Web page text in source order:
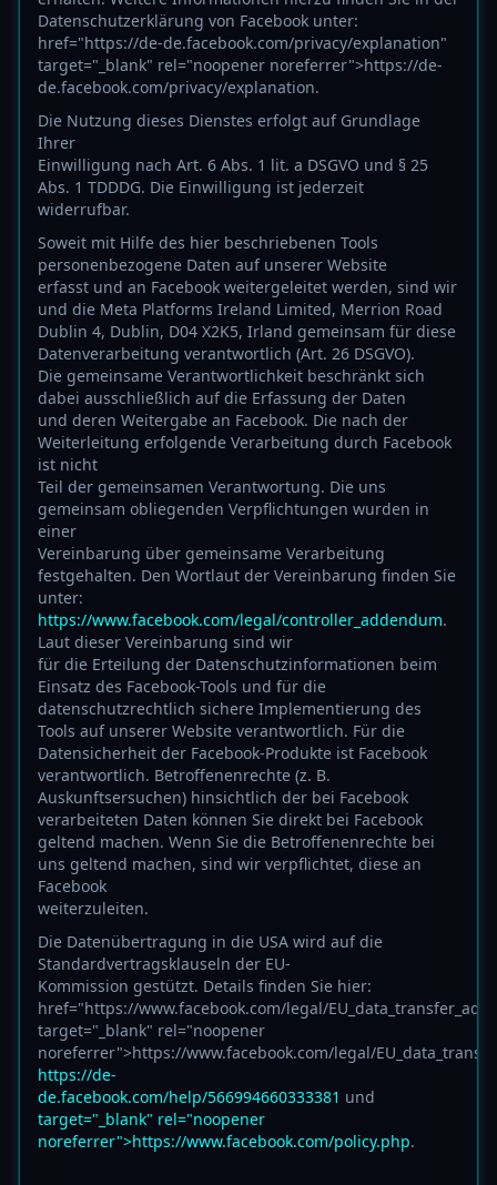
Datenschutzerklärung von Facebook unter:
href="https://de-de.facebook.com/privacy/explanation"
target="_blank" rel="noopener noreferrer">https://de-
de.facebook.com/privacy/explanation.
Die Nutzung dieses Dienstes erfolgt auf Grundlage
Ihrer
Einwilligung nach Art. 6 Abs. 1 lit. a DSGVO und § 25
Abs. 1 TDDDG. Die Einwilligung ist jederzeit
widerrufbar.
Soweit mit Hilfe des hier beschriebenen Tools
personenbezogene Daten auf unserer Website
erfasst und an Facebook weitergeleitet werden, sind wir
und die Meta Platforms Ireland Limited, Merrion Road
Dublin 4, Dublin, D04 X2K5, Irland gemeinsam für diese
Datenverarbeitung verantwortlich (Art. 26 DSGVO).
Die gemeinsame Verantwortlichkeit beschränkt sich
dabei ausschließlich auf die Erfassung der Daten
und deren Weitergabe an Facebook. Die nach der
Weiterleitung erfolgende Verarbeitung durch Facebook
ist nicht
Teil der gemeinsamen Verantwortung. Die uns
gemeinsam obliegenden Verpflichtungen wurden in
einer
Vereinbarung über gemeinsame Verarbeitung
festgehalten. Den Wortlaut der Vereinbarung finden Sie
unter:
https://www.facebook.com/legal/controller_addendum.
Laut dieser Vereinbarung sind wir
für die Erteilung der Datenschutzinformationen beim
Einsatz des Facebook-Tools und für die
datenschutzrechtlich sichere Implementierung des
Tools auf unserer Website verantwortlich. Für die
Datensicherheit der Facebook-Produkte ist Facebook
verantwortlich. Betroffenenrechte (z. B.
Auskunftsersuchen) hinsichtlich der bei Facebook
verarbeiteten Daten können Sie direkt bei Facebook
geltend machen. Wenn Sie die Betroffenenrechte bei
uns geltend machen, sind wir verpflichtet, diese an
Facebook
weiterzuleiten.
Die Datenübertragung in die USA wird auf die
Standardvertragsklauseln der EU-
Kommission gestützt. Details finden Sie hier:
href="https://www.facebook.com/legal/
target="_blank" rel="noopener
noreferrer">https://www.facebook.com/legal/
https://de-
de.facebook.com/help/566994660333381 und
target="_blank" rel="noopener
noreferrer">https://www.facebook.com/policy.php.